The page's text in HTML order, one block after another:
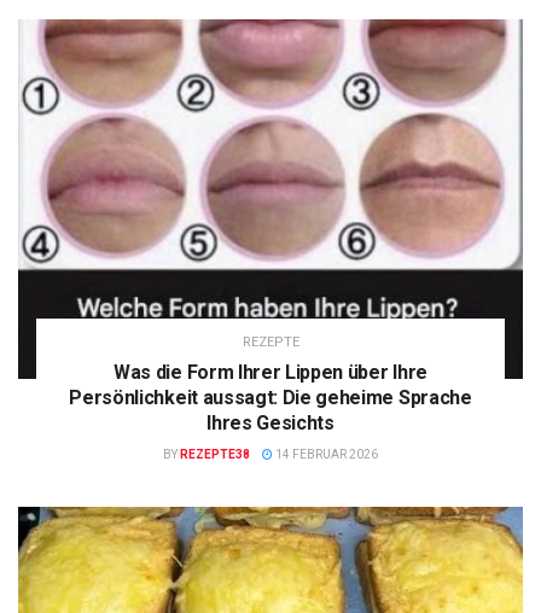
REZEPTE
Was die Form Ihrer Lippen über Ihre
Persönlichkeit aussagt: Die geheime Sprache
Ihres Gesichts
BY REZEPTE38 14 FEBRUAR 2026